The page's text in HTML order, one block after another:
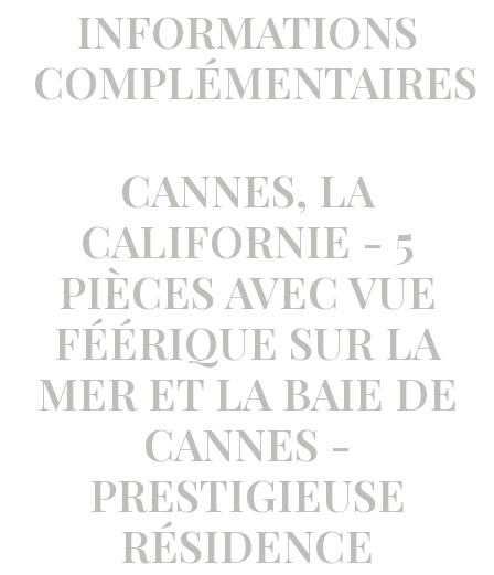
INFORMATIONS
COMPLÉMENTAIRES
CANNES, LA
CALIFORNIE - 5
PIÈCES AVEC VUE
FÉÉRIQUE SUR LA
MER ET LA BAIE DE
CANNES -
PRESTIGIEUSE
RÉSIDENCE